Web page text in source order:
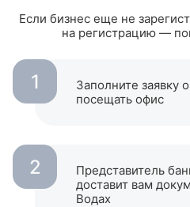
Если бизнес еще не
на регистрацию —
1
Заполните заявку
посещать офиc
2
Представитель
доставит вам
Водах